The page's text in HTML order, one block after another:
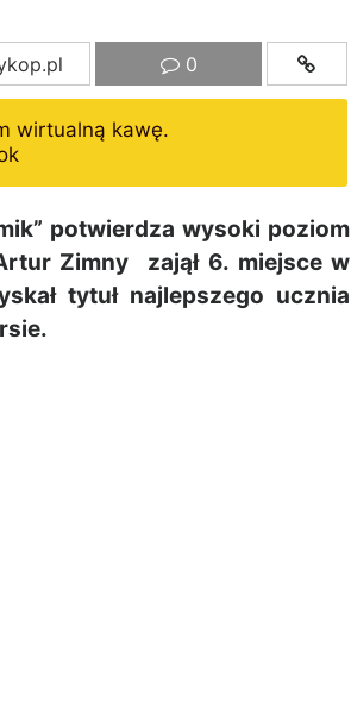
0
wirtualną kawę.
potwierdza wysoki poziom
Zimny zajął 6. miejsce w
tytuł najlepszego ucznia